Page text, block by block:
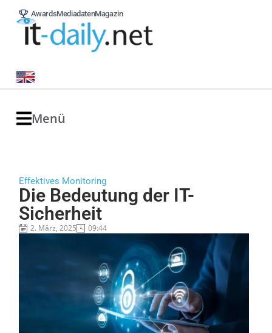
AwardsMediadatenMagazin
Menü
Effektives Monitoring
Die Bedeutung der IT-
Sicherheit
2. März, 2025 09:44